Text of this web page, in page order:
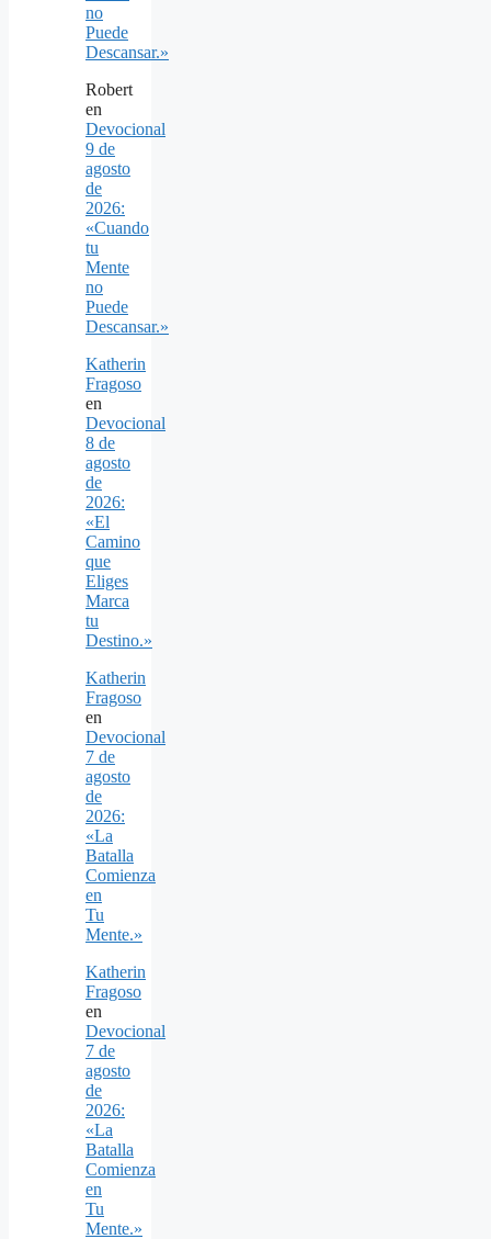
no
Puede
Descansar.»
Robert
en
Devocional
9 de
agosto
de
2026:
«Cuando
tu
Mente
no
Puede
Descansar.»
Katherin
Fragoso
en
Devocional
8 de
agosto
de
2026:
«El
Camino
que
Eliges
Marca
tu
Destino.»
Katherin
Fragoso
en
Devocional
7 de
agosto
de
2026:
«La
Batalla
Comienza
en
Tu
Mente.»
Katherin
Fragoso
en
Devocional
7 de
agosto
de
2026:
«La
Batalla
Comienza
en
Tu
Mente.»